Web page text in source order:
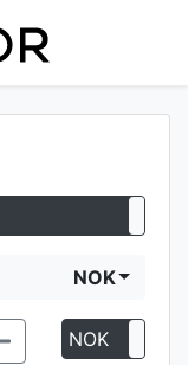
NOK
NOK